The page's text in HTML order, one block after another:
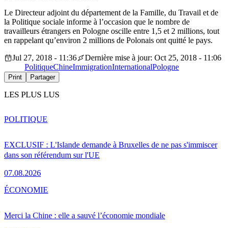
Le Directeur adjoint du département de la Famille, du Travail et de
la Politique sociale informe à l’occasion que le nombre de
travailleurs étrangers en Pologne oscille entre 1,5 et 2 millions, tout
en rappelant qu’environ 2 millions de Polonais ont quitté le pays.
Jul 27, 2018 - 11:36
Dernière mise à jour: Oct 25, 2018 - 11:06
PolitiqueChineImmigrationInternationalPologne
Print Partager
LES PLUS LUS
EXCLUSIF : L'Islande demande à Bruxelles de ne pas s'immiscer
dans son référendum sur l'UE
07.08.2026
POLITIQUE
Merci la Chine : elle a sauvé l’économie mondiale
ÉCONOMIE